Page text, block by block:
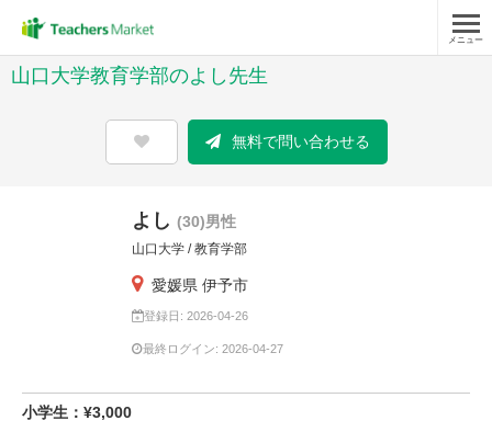
メニュー
山口大学教育学部のよし先生
無料で問い合わせる
よし (30)男性
山口大学 / 教育学部
愛媛県 伊予市
登録日: 2026-04-26
最終ログイン: 2026-04-27
小学生：¥3,000